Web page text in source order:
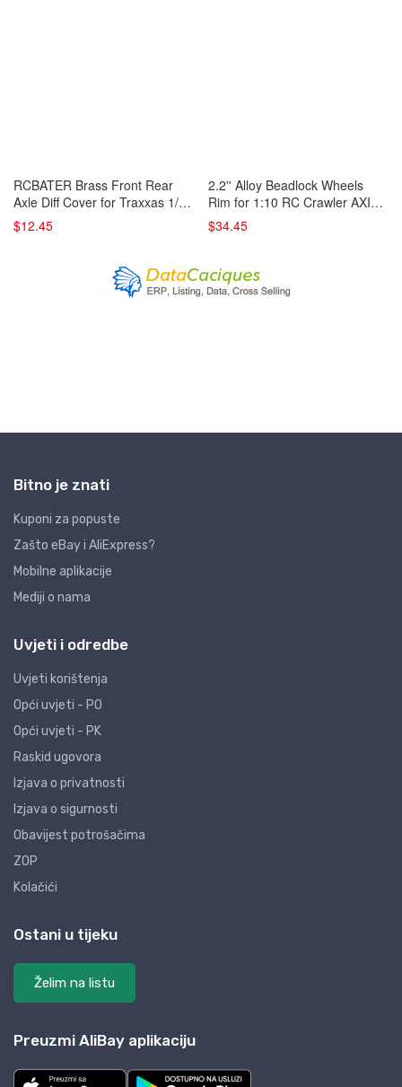
Bitno je znati
Kuponi za popuste
Zašto eBay i AliExpress?
Mobilne aplikacije
Mediji o nama
Uvjeti i odredbe
Uvjeti korištenja
Opći uvjeti - PO
Opći uvjeti - PK
Raskid ugovora
Izjava o privatnosti
Izjava o sigurnosti
Obavijest potrošačima
ZOP
Kolačići
Ostani u tijeku
Želim na listu
Preuzmi AliBay aplikaciju